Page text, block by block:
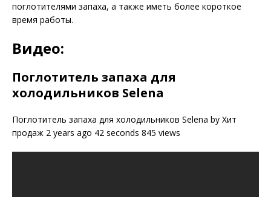
поглотителями запаха, а также иметь более короткое
время работы.
Видео:
Поглотитель запаха для
холодильников Selena
Поглотитель запаха для холодильников Selena by Хит
продаж 2 years ago 42 seconds 845 views